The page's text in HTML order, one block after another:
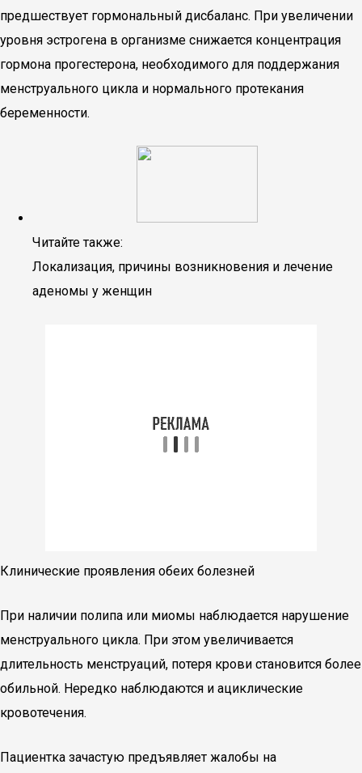
предшествует гормональный дисбаланс. При увеличении
уровня эстрогена в организме снижается концентрация
гормона прогестерона, необходимого для поддержания
менструального цикла и нормального протекания
беременности.
Читайте также:
Локализация, причины возникновения и лечение
аденомы у женщин
Клинические проявления обеих болезней
При наличии полипа или миомы наблюдается нарушение
менструального цикла. При этом увеличивается
длительность менструаций, потеря крови становится более
обильной. Нередко наблюдаются и ациклические
кровотечения.
Пациентка зачастую предъявляет жалобы на